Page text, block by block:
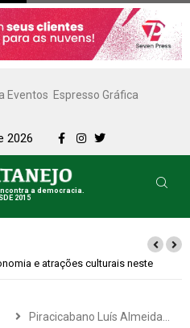
Eventos Espresso Gráfica
2026
a democracia.
2015
em um suspense
Piracicabano Luís Almeida…